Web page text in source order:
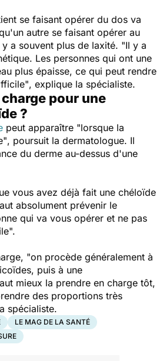
se faisant opérer du dos va
autre se faisant opérer au
a souvent plus de laxité. "Il y a
Les personnes qui ont une
plus épaisse, ce qui peut rendre
, explique la spécialiste.
pour une
?
peut apparaître "lorsque la
, poursuit la dermatologue. Il
du derme au-dessus d'une
vous avez déjà fait une chéloïde
absolument prévenir le
qui va vous opérer et ne pas
"on procède généralement à
puis à une
mieux la prendre en charge tôt,
des proportions très
spécialiste.
LE MAG DE LA SANTÉ